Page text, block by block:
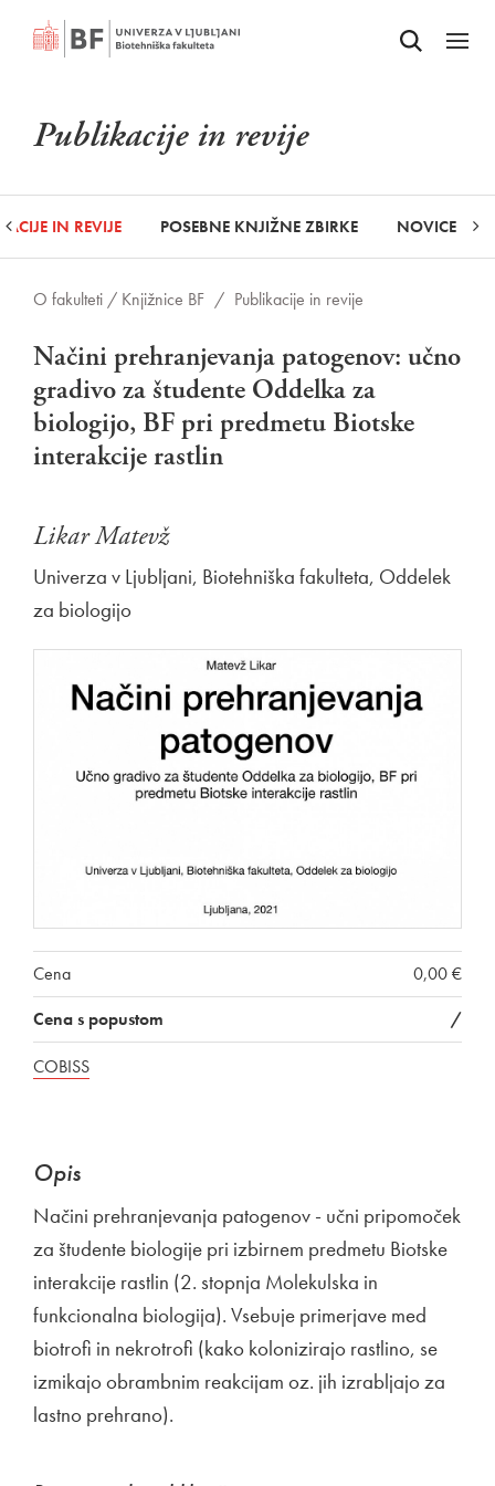
Odpri iskalnik
Odpri
Publikacije in revije
IN REVIJE POSEBNE KNJIŽNE ZBIRKE NOVICE
O fakulteti / Knjižnice BF / Publikacije in revije
Načini prehranjevanja patogenov: učno
gradivo za študente Oddelka za
biologijo, BF pri predmetu Biotske
interakcije rastlin
Likar Matevž
Univerza v Ljubljani, Biotehniška fakulteta, Oddelek
za biologijo
Cena
0,00 €
Cena s popustom
/
COBISS
Opis
Načini prehranjevanja patogenov - učni pripomoček
za študente biologije pri izbirnem predmetu Biotske
interakcije rastlin (2. stopnja Molekulska in
funkcionalna biologija). Vsebuje primerjave med
biotrofi in nekrotrofi (kako kolonizirajo rastlino, se
izmikajo obrambnim reakcijam oz. jih izrabljajo za
lastno prehrano).